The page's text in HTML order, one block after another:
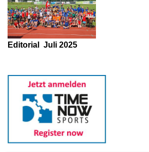
Editorial Juli 2025